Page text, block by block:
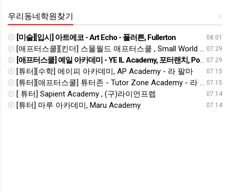
+
우리동네학원찾기
08.01
[미술][입시] 아트에코 - Art Echo - 풀러튼, Fullerton
07.29
[애프터스쿨][킨더] 스몰월드 애프터스쿨 , Small World Education Center, (그라나다 힐스)
07.29
[애프터스쿨] 예일 아카데미 - YE IL Academy, 포터랜치, Porter Ranch
07.15
[튜터][수학] 에이피 아카데미, AP Academy - 라 팔마
07.15
[튜터][애프터스쿨] 튜터존 - Tutor Zone Academy - 라 팔마
07.14
[ 튜터] Sapient Academy , (구)라이언프렙
07.14
[튜터] 마루 아카데미, Maru Academy